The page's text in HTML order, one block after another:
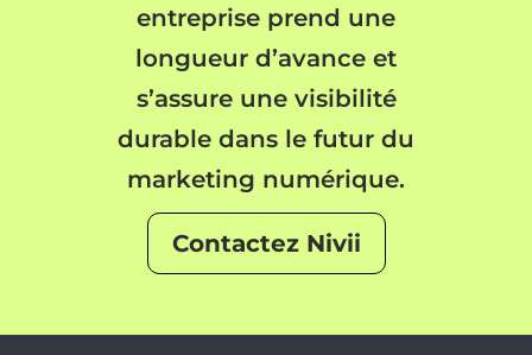
entreprise prend une
longueur d’avance et
s’assure une visibilité
durable dans le futur du
marketing numérique.
Contactez Nivii